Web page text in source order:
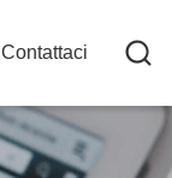
Contattaci